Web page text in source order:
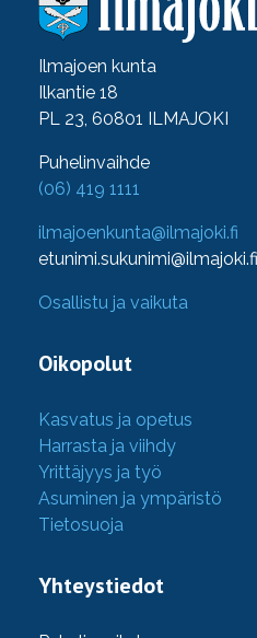
Ilmajoen kunta
Ilkantie 18
PL 23, 60801 ILMAJOKI
Puhelinvaihde
(06) 419 1111
ilmajoenkunta@ilmajoki.fi
etunimi.sukunimi@ilmajoki.fi
Osallistu ja vaikuta
Oikopolut
Kasvatus ja opetus
Harrasta ja viihdy
Yrittäjyys ja työ
Asuminen ja ympäristö
Tietosuoja
Yhteystiedot